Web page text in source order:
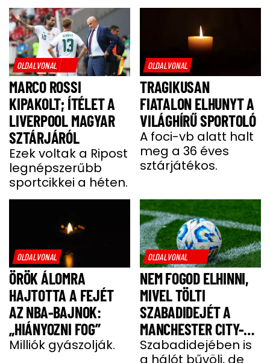
OLDALVONAL
MARCO ROSSI
KIPAKOLT; ÍTÉLET A
LIVERPOOL MAGYAR
SZTÁRJÁRÓL
Ezek voltak a Ripost
legnépszerűbb
sportcikkei a héten.
OLDALVONAL
TRAGIKUSAN
FIATALON ELHUNYT A
VILÁGHÍRŰ SPORTOLÓ
A foci-vb alatt halt
meg a 36 éves
sztárjátékos.
OLDALVONAL
ÖRÖK ÁLOMRA
HAJTOTTA A FEJÉT
AZ NBA-BAJNOK:
„HIÁNYOZNI FOG”
Milliók gyászolják.
OLDALVONAL
NEM FOGOD ELHINNI,
MIVEL TÖLTI
SZABADIDEJÉT A
MANCHESTER CITY-
SZTÁRJA
Szabadidejében is
a hálót bűvöli, de